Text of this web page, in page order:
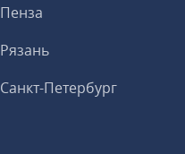
Пенза
Рязань
Санкт-Петербург